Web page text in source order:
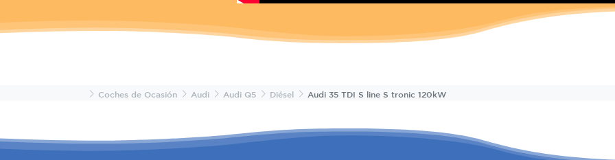
InicioCoches de Ocasión Audi Audi Q5 Diésel Audi 35 TDI S line S tronic 120kW